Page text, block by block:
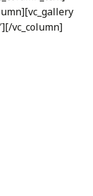
vc_column]